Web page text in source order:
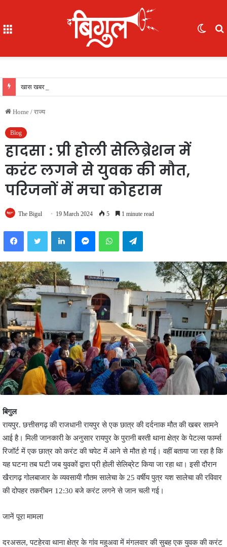
Home / राज्य
Blog
हादसा : प्री होली सेलिब्रेशन में
करंट लगने से युवक की मौत,
परिजनों में मचा कोहराम
The Bigul 19 March 2024 5 1 minute read
FacebookTwitter LinkedInMessengerWhatsAppTelegram
बिगुल
रायपुर. छत्तीसगढ़ की राजधानी रायपुर से एक छात्र की दर्दनाक मौत की खबर सामने
आई है। मिली जानकारी के अनुसार रायपुर के पुरानी बस्ती थाना क्षेत्र के पेटल्स फार्म्स
रिजॉर्ट में एक छात्र को करंट की चपेट में आने से मौत हो गई। वहीं बताया जा रहा है कि
यह घटना तब घटी जब युवकों द्वारा प्री होली सेलिब्रेट किया जा रहा था। इसी दौरान
खैरागढ़ गोलबाजार के व्यवसायी गौतम सालेचा के 25 वर्षीय पुत्र यश सालेचा की रविवार
की दोपहर तकरीबन 12:30 बजे करंट लगने से जान चली गई।
जानें पूरा मामला
दरअसल, पटहेरवा थाना क्षेत्र के गांव महुअवा में मंगलवार की सुबह एक युवक की करंट